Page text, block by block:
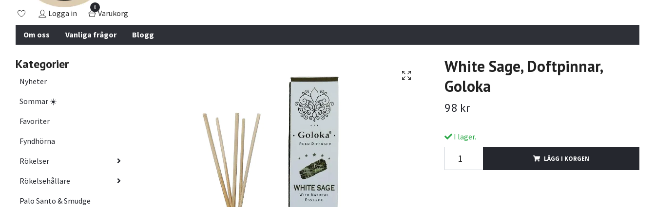
Logga in
0
Varukorg
Om oss Vanliga frågor Blogg
Kategorier
Nyheter
Sommar ☀️
Favoriter
Fyndhörna
Rökelser
Rökelsehållare
Palo Santo & Smudge
White Sage, Doftpinnar,
Goloka
98 kr
I lager.
LÄGG I KORGEN